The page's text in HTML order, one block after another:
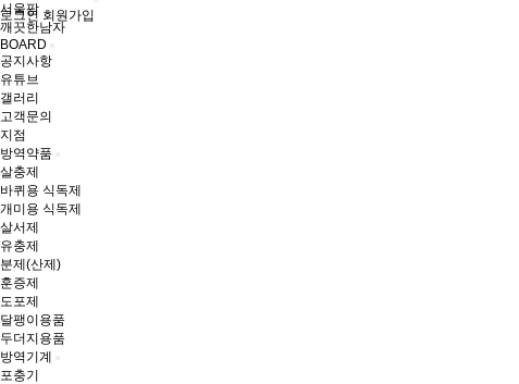
로그인 회원가입
서울팜
깨끗한남자
BOARD
공지사항
유튜브
갤러리
고객문의
지점
방역약품
살충제
바퀴용 식독제
개미용 식독제
살서제
유충제
분제(산제)
훈증제
도포제
달팽이용품
두더지용품
방역기계
포충기